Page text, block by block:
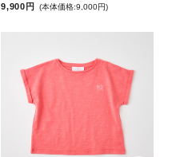
9,900円 (本体価格:9,000円)